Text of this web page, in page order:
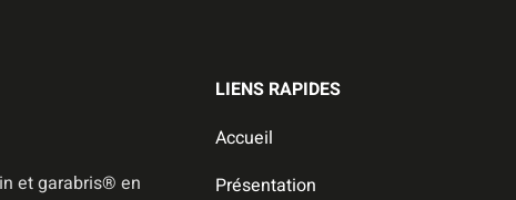
et garabris®️ en
LIENS RAPIDES
Accueil
Présentation